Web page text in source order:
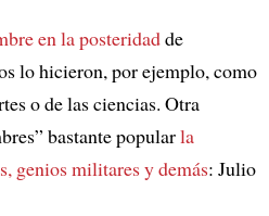
en la posteridadde
lo hicieron, por ejemplo, como
o de las ciencias. Otra
bastante popularla
genios militares y demás: Julio